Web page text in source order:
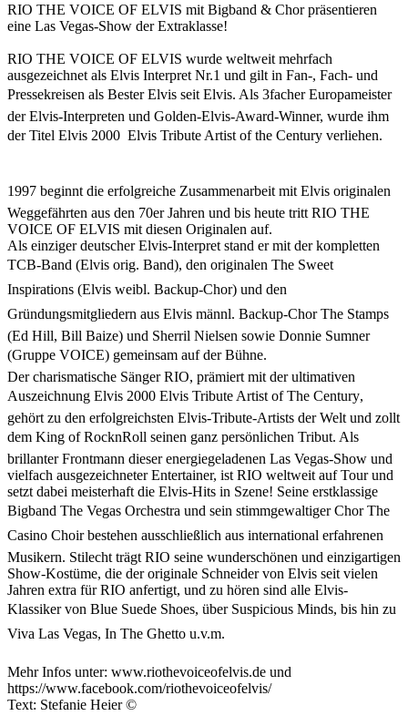
RIO THE VOICE OF ELVIS mit Bigband & Chor präsentieren
eine Las Vegas-Show der Extraklasse!
RIO THE VOICE OF ELVIS wurde weltweit mehrfach
ausgezeichnet als Elvis Interpret Nr.1 und gilt in Fan-, Fach- und
Pressekreisen als Bester Elvis seit Elvis. Als 3facher Europameister
der Elvis-Interpreten und Golden-Elvis-Award-Winner, wurde ihm
der Titel Elvis 2000  Elvis Tribute Artist of the Century verliehen.
1997 beginnt die erfolgreiche Zusammenarbeit mit Elvis originalen
Weggefährten aus den 70er Jahren und bis heute tritt RIO THE
VOICE OF ELVIS mit diesen Originalen auf.
Als einziger deutscher Elvis-Interpret stand er mit der kompletten
TCB-Band (Elvis orig. Band), den originalen The Sweet
Inspirations (Elvis weibl. Backup-Chor) und den
Gründungsmitgliedern aus Elvis männl. Backup-Chor The Stamps
(Ed Hill, Bill Baize) und Sherril Nielsen sowie Donnie Sumner
(Gruppe VOICE) gemeinsam auf der Bühne.
Der charismatische Sänger RIO, prämiert mit der ultimativen
Auszeichnung Elvis 2000 Elvis Tribute Artist of The Century,
gehört zu den erfolgreichsten Elvis-Tribute-Artists der Welt und zollt
dem King of RocknRoll seinen ganz persönlichen Tribut. Als
brillanter Frontmann dieser energiegeladenen Las Vegas-Show und
vielfach ausgezeichneter Entertainer, ist RIO weltweit auf Tour und
setzt dabei meisterhaft die Elvis-Hits in Szene! Seine erstklassige
Bigband The Vegas Orchestra und sein stimmgewaltiger Chor The
Casino Choir bestehen ausschließlich aus international erfahrenen
Musikern. Stilecht trägt RIO seine wunderschönen und einzigartigen
Show-Kostüme, die der originale Schneider von Elvis seit vielen
Jahren extra für RIO anfertigt, und zu hören sind alle Elvis-
Klassiker von Blue Suede Shoes, über Suspicious Minds, bis hin zu
Viva Las Vegas, In The Ghetto u.v.m.
Mehr Infos unter: www.riothevoiceofelvis.de und
https://www.facebook.com/riothevoiceofelvis/
Text: Stefanie Heier ©